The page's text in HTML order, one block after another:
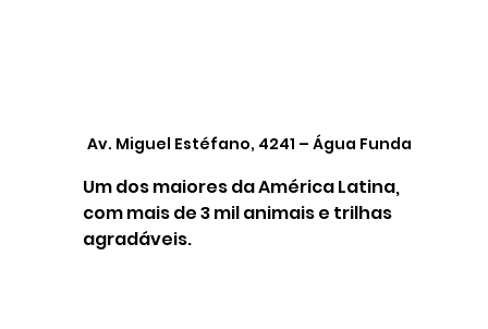
Av. Miguel Estéfano, 4241 – Água Funda
Um dos maiores da América Latina,
com mais de 3 mil animais e trilhas
agradáveis.